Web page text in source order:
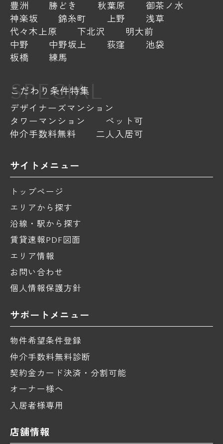
豊洲
勝どき 秋葉原
御茶ノ水
神楽坂
錦糸町 上野
浅草
代々木上原
下北沢
明大前
中野
中野坂上 荻窪
池袋
板橋
練馬
SPECIAL
こだわり条件特集
デザイナーズマンション
タワーマンション
ペット可
仲介手数料無料
二人入居可
サイトメニュー
トップページ
エリアから探す
沿線・駅から探す
賃貸速報PDF図面
エリア情報
お問い合わせ
個人情報保護方針
サポートメニュー
物件希望条件登録
仲介手数料無料診断
契約金カード決済・分割可能
オーナー様へ
入居者様専用
店舗情報